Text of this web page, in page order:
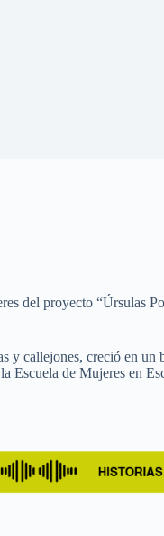
del proyecto
y callejones, creció en
Escuela de Mujeres en